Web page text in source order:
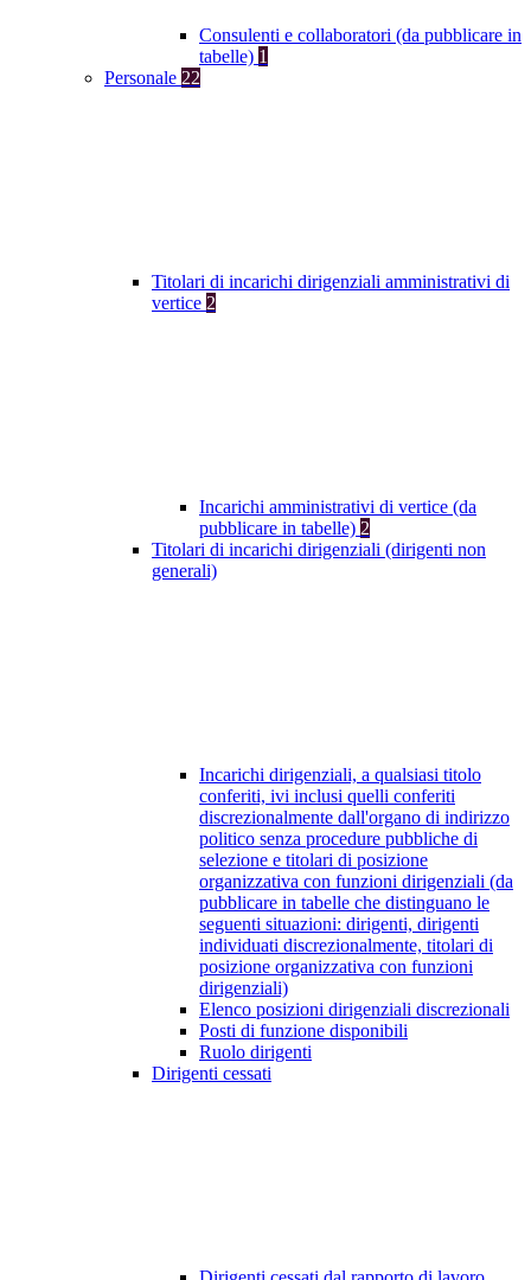
Consulenti e collaboratori (da pubblicare in
tabelle) 1
Personale 22
Titolari di incarichi dirigenziali amministrativi di
vertice 2
Incarichi amministrativi di vertice (da
pubblicare in tabelle) 2
Titolari di incarichi dirigenziali (dirigenti non
generali)
Incarichi dirigenziali, a qualsiasi titolo
conferiti, ivi inclusi quelli conferiti
discrezionalmente dall'organo di indirizzo
politico senza procedure pubbliche di
selezione e titolari di posizione
organizzativa con funzioni dirigenziali (da
pubblicare in tabelle che distinguano le
seguenti situazioni: dirigenti, dirigenti
individuati discrezionalmente, titolari di
posizione organizzativa con funzioni
dirigenziali)
Elenco posizioni dirigenziali discrezionali
Posti di funzione disponibili
Ruolo dirigenti
Dirigenti cessati